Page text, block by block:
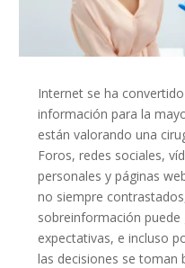
Internet se ha
información para la
están valorando una
Foros, redes sociales,
personales y páginas
no siempre
sobreinformación
expectativas, e incluso
las decisiones se toman